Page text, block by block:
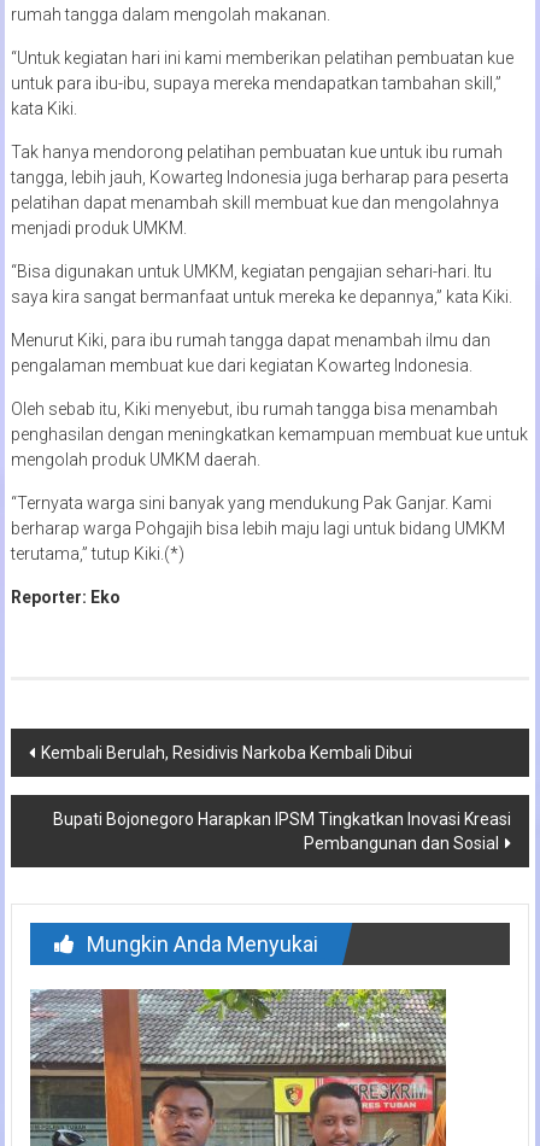
rumah tangga dalam mengolah makanan.
“Untuk kegiatan hari ini kami memberikan pelatihan pembuatan kue
untuk para ibu-ibu, supaya mereka mendapatkan tambahan skill,”
kata Kiki.
Tak hanya mendorong pelatihan pembuatan kue untuk ibu rumah
tangga, lebih jauh, Kowarteg Indonesia juga berharap para peserta
pelatihan dapat menambah skill membuat kue dan mengolahnya
menjadi produk UMKM.
“Bisa digunakan untuk UMKM, kegiatan pengajian sehari-hari. Itu
saya kira sangat bermanfaat untuk mereka ke depannya,” kata Kiki.
Menurut Kiki, para ibu rumah tangga dapat menambah ilmu dan
pengalaman membuat kue dari kegiatan Kowarteg Indonesia.
Oleh sebab itu, Kiki menyebut, ibu rumah tangga bisa menambah
penghasilan dengan meningkatkan kemampuan membuat kue untuk
mengolah produk UMKM daerah.
“Ternyata warga sini banyak yang mendukung Pak Ganjar. Kami
berharap warga Pohgajih bisa lebih maju lagi untuk bidang UMKM
terutama,” tutup Kiki.(*)
Reporter: Eko
Navigasi
pos
Kembali Berulah, Residivis Narkoba Kembali Dibui
Bupati Bojonegoro Harapkan IPSM Tingkatkan Inovasi Kreasi
Pembangunan dan Sosial
Mungkin Anda Menyukai